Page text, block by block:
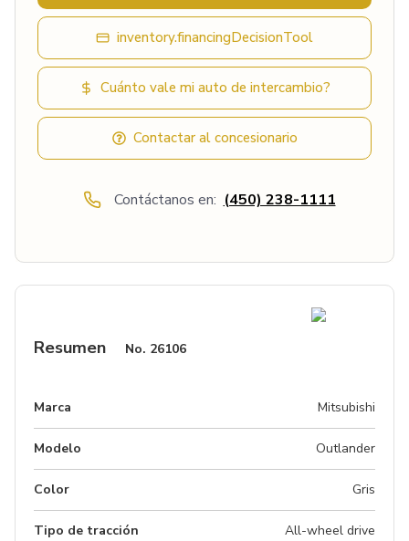
inventory.financingDecisionTool
Cuánto vale mi auto de intercambio?
Contactar al concesionario
Contáctanos en: (450) 238-1111
Resumen No. 26106
Marca Mitsubishi
Modelo Outlander
Color Gris
Tipo de tracción All-wheel drive